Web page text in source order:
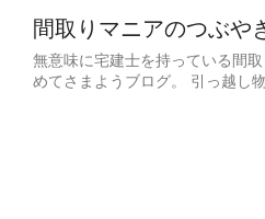
間取りマニアのつぶや
無意味に宅建士を持っている間
めてさまようブログ。 引っ越し